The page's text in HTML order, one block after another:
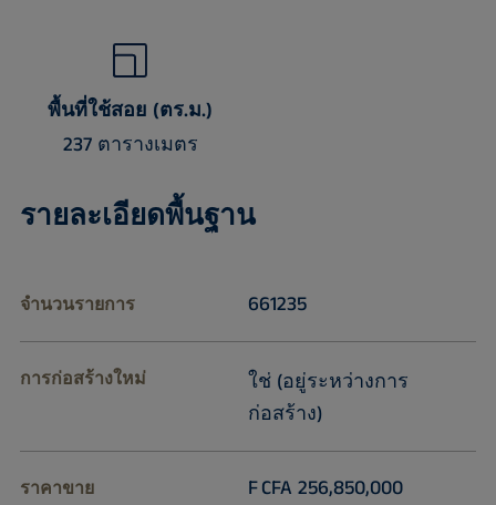
พื้นที่ใช้สอย (ตร.ม.)
237 ตารางเมตร
รายละเอียดพื้นฐาน
จำนวนรายการ 661235
การก่อสร้างใหม่
ใช่ (อยู่ระหว่างการ
ก่อสร้าง)
ราคาขาย
F CFA 256,850,000